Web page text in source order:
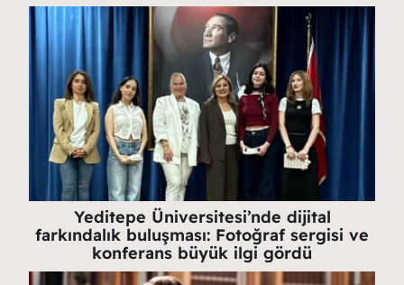
Yeditepe Üniversitesi’nde dijital
farkındalık buluşması: Fotoğraf sergisi ve
konferans büyük ilgi gördü